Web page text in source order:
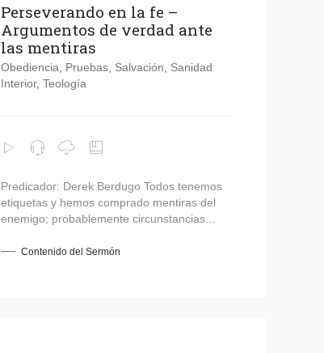
Perseverando en la fe –
Argumentos de verdad ante
las mentiras
Obediencia Pruebas, Salvación
Sanidad
Interior, Teología
Predicador: Derek Berdugo Todos tenemos
etiquetas y hemos comprado mentiras del
enemigo; probablemente circunstancias...
Contenido del Sermón